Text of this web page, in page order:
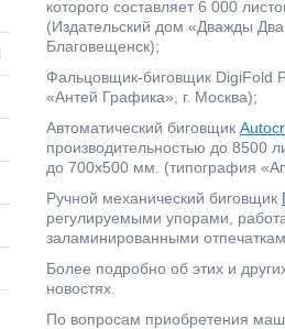
которого составляет 6 000
(Издательский дом «Дважды
Благовещенск);
Фальцовщик-биговщик DigiFold
«Антей Графика», г. Москва);
Автоматический биговщик
производительностью до 8500
до 700х500 мм. (типография
Ручной механический биговщик
регулируемыми упорами,
заламинированными
Более подробно об этих и
новостях.
По вопросам приобретения